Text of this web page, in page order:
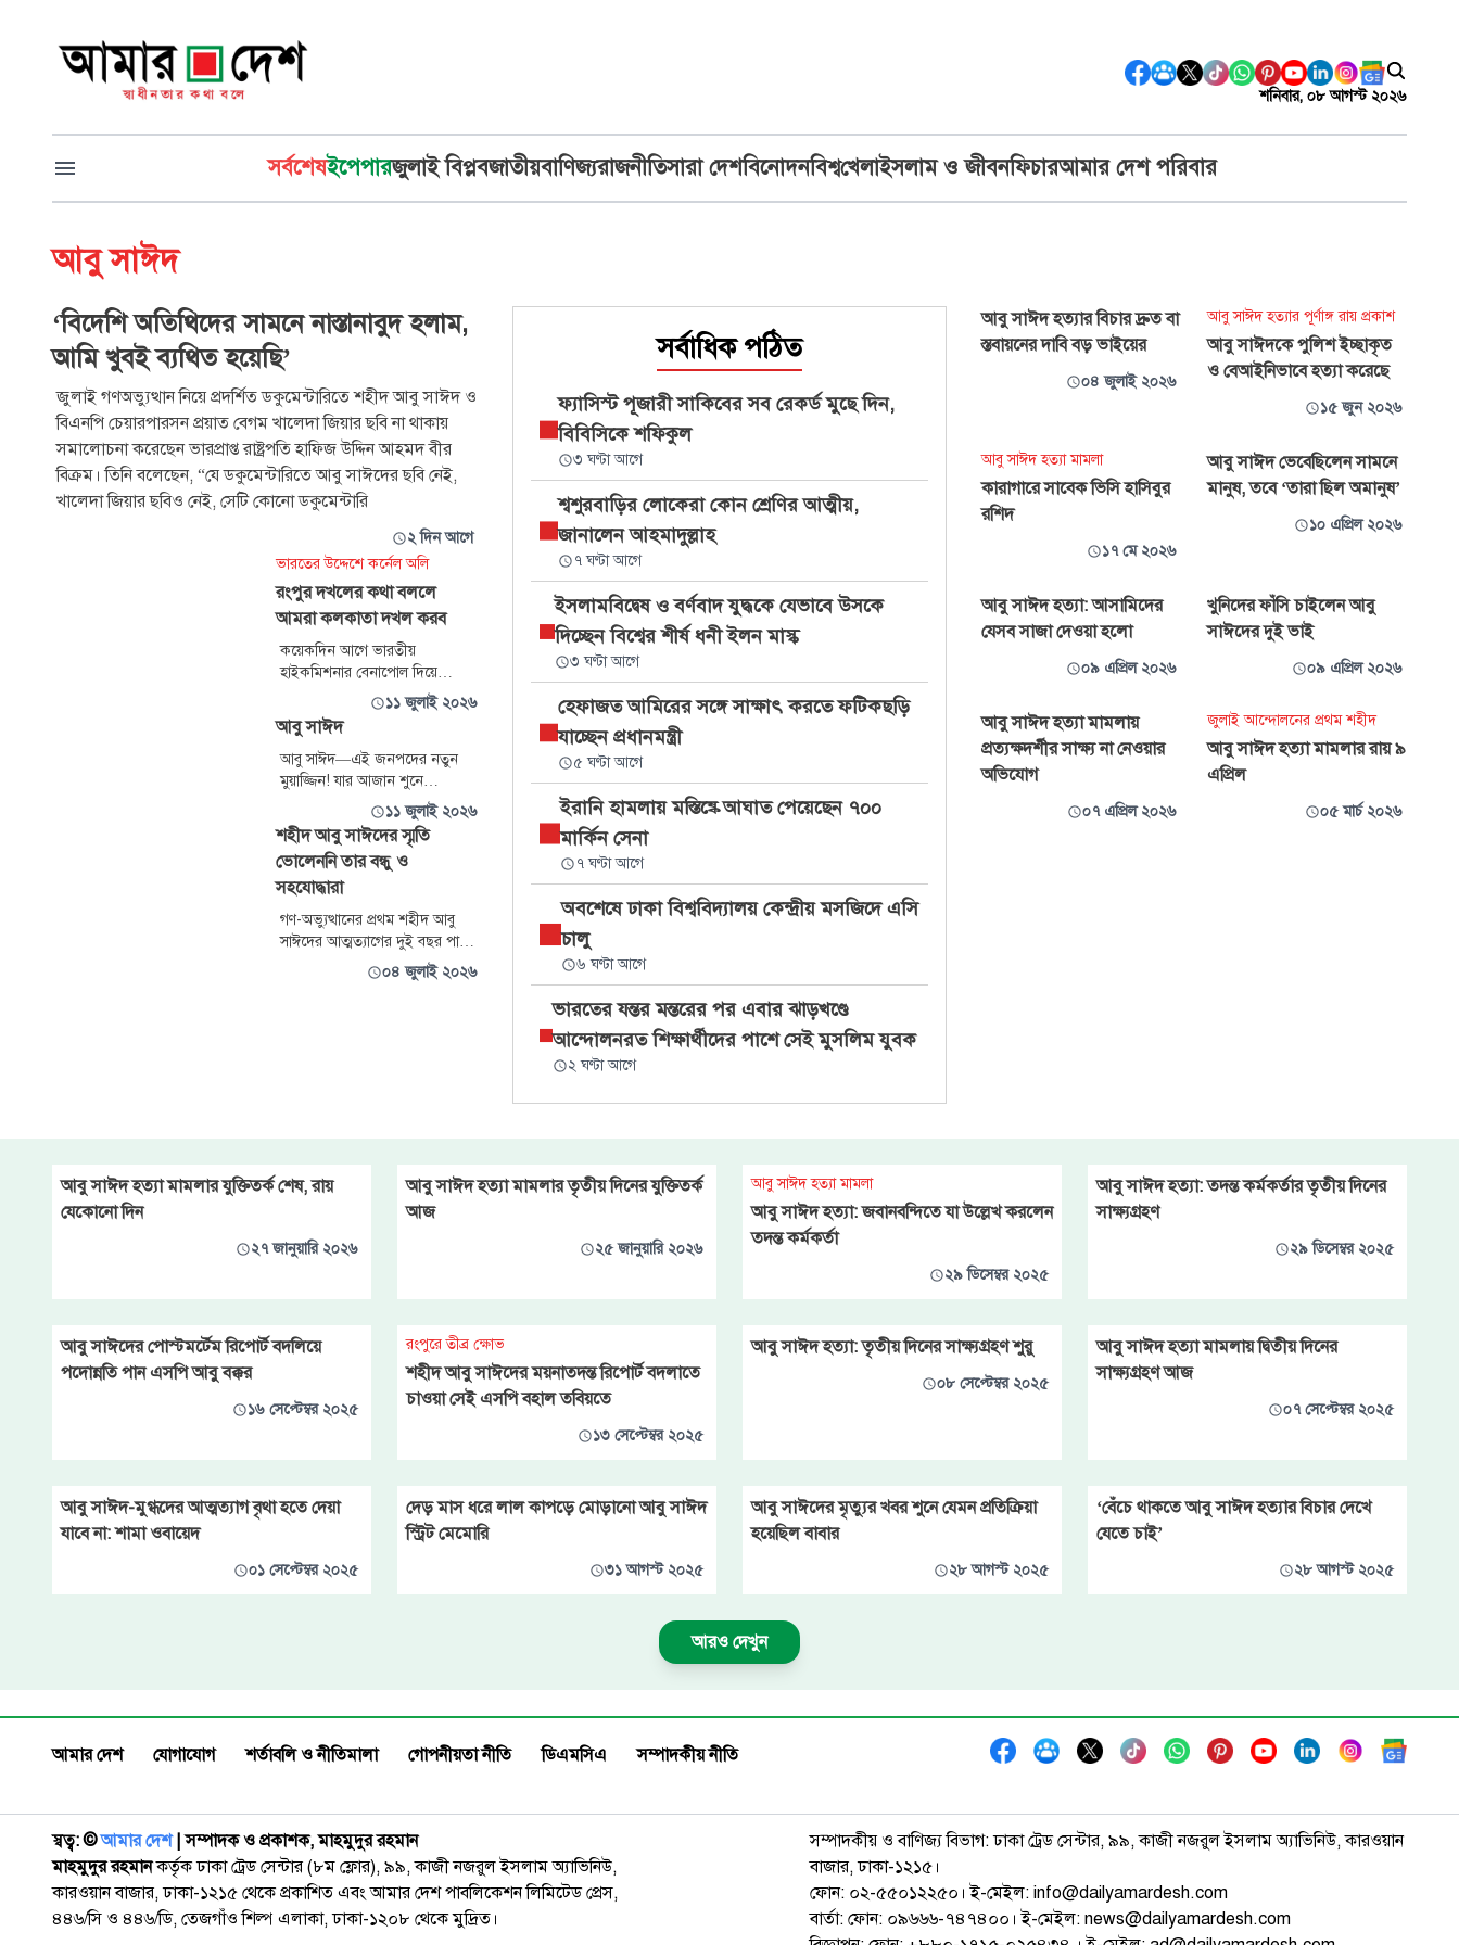
শনিবার, ০৮ আগস্ট ২০২৬
সর্বশেষইপেপারজুলাই বিপ্লবজাতীয়বাণিজ্যরাজনীতিসারা দেশবিনোদনবিশ্বখেলাইসলাম ও জীবনফিচারআমার দেশ পরিবার
আবু সাঈদ
‘বিদেশি অতিথিদের সামনে নাস্তানাবুদ হলাম,
আমি খুবই ব্যথিত হয়েছি’
জুলাই গণঅভ্যুত্থান নিয়ে প্রদর্শিত ডকুমেন্টারিতে শহীদ আবু সাঈদ ও
বিএনপি চেয়ারপারসন প্রয়াত বেগম খালেদা জিয়ার ছবি না থাকায়
সমালোচনা করেছেন ভারপ্রাপ্ত রাষ্ট্রপতি হাফিজ উদ্দিন আহমদ বীর
বিক্রম। তিনি বলেছেন, “যে ডকুমেন্টারিতে আবু সাঈদের ছবি নেই,
খালেদা জিয়ার ছবিও নেই, সেটি কোনো ডকুমেন্টারি
২ দিন আগে
ভারতের উদ্দেশে কর্নেল অলি
রংপুর দখলের কথা বললে
আমরা কলকাতা দখল করব
কয়েকদিন আগে ভারতীয়
হাইকমিশনার বেনাপোল দিয়ে
বাংলাদেশে এসেছেন। তিনি সুন্দর
কবিতা শোনালেন—একই আকাশ,
একই বাতাস। যদি আমাদের জন্য
এতই আপনার মায়া হয়, চারিদিকে
কাঁটাতার কেন দিলেন? আমাদের
জন্য যদি এতই প্রীতি হয়, কেন
প্রত্যেকদিন পুশইন করছেন? আমরা
কেন ফারাক্কায় পানি পাচ্ছি না?
১১ জুলাই ২০২৬
আবু সাঈদ
আবু সাঈদ—এই জনপদের নতুন
মুয়াজ্জিন! যার আজান শুনে
কাতারবন্দি হয়েছিল দেশ! জাতি
সোজা হয়ে দাঁড়িয়েছিল রুকু করবে
বলে! এরপর ছাপ্পান্ন হাজার
বর্গমাইলের জায়নামাজে মুক্তির
সিজদা!
১১ জুলাই ২০২৬
শহীদ আবু সাঈদের স্মৃতি
ভোলেননি তার বন্ধু ও
সহযোদ্ধারা
গণ-অভ্যুত্থানের প্রথম শহীদ আবু
সাঈদের আত্মত্যাগের দুই বছর পার
হলেও তাঁকে ভুলতে পারেননি তাঁর
বন্ধু, সহপাঠী, সহযোদ্ধা ও শিক্ষকরা।
০৪ জুলাই ২০২৬
সর্বাধিক পঠিত
ফ্যাসিস্ট পূজারী সাকিবের সব রেকর্ড মুছে দিন,
বিবিসিকে শফিকুল
৩ ঘণ্টা আগে
শ্বশুরবাড়ির লোকেরা কোন শ্রেণির আত্মীয়,
জানালেন আহমাদুল্লাহ
৭ ঘণ্টা আগে
ইসলামবিদ্বেষ ও বর্ণবাদ যুদ্ধকে যেভাবে উসকে
দিচ্ছেন বিশ্বের শীর্ষ ধনী ইলন মাস্ক
৩ ঘণ্টা আগে
হেফাজত আমিরের সঙ্গে সাক্ষাৎ করতে ফটিকছড়ি
যাচ্ছেন প্রধানমন্ত্রী
৫ ঘণ্টা আগে
ইরানি হামলায় মস্তিষ্কে আঘাত পেয়েছেন ৭০০
মার্কিন সেনা
৭ ঘণ্টা আগে
অবশেষে ঢাকা বিশ্ববিদ্যালয় কেন্দ্রীয় মসজিদে এসি
চালু
৬ ঘণ্টা আগে
ভারতের যন্তর মন্তরের পর এবার ঝাড়খণ্ডে
আন্দোলনরত শিক্ষার্থীদের পাশে সেই মুসলিম যুবক
২ ঘণ্টা আগে
আবু সাঈদ হত্যার বিচার দ্রুত বা
স্তবায়নের দাবি বড় ভাইয়ের
০৪ জুলাই ২০২৬
আবু সাঈদ হত্যার পূর্ণাঙ্গ রায় প্রকাশ
আবু সাঈদকে পুলিশ ইচ্ছাকৃত
ও বেআইনিভাবে হত্যা করেছে
১৫ জুন ২০২৬
আবু সাঈদ হত্যা মামলা
কারাগারে সাবেক ভিসি হাসিবুর
রশিদ
১৭ মে ২০২৬
আবু সাঈদ ভেবেছিলেন সামনে
মানুষ, তবে ‘তারা ছিল অমানুষ’
১০ এপ্রিল ২০২৬
আবু সাঈদ হত্যা: আসামিদের
যেসব সাজা দেওয়া হলো
০৯ এপ্রিল ২০২৬
খুনিদের ফাঁসি চাইলেন আবু
সাঈদের দুই ভাই
০৯ এপ্রিল ২০২৬
আবু সাঈদ হত্যা মামলায়
প্রত্যক্ষদর্শীর সাক্ষ্য না নেওয়ার
অভিযোগ
০৭ এপ্রিল ২০২৬
জুলাই আন্দোলনের প্রথম শহীদ
আবু সাঈদ হত্যা মামলার রায় ৯
এপ্রিল
০৫ মার্চ ২০২৬
আবু সাঈদ হত্যা মামলার যুক্তিতর্ক শেষ, রায়
যেকোনো দিন
২৭ জানুয়ারি ২০২৬
আবু সাঈদ হত্যা মামলার তৃতীয় দিনের যুক্তিতর্ক
আজ
২৫ জানুয়ারি ২০২৬
আবু সাঈদ হত্যা মামলা
আবু সাঈদ হত্যা: জবানবন্দিতে যা উল্লেখ করলেন
তদন্ত কর্মকর্তা
২৯ ডিসেম্বর ২০২৫
আবু সাঈদ হত্যা: তদন্ত কর্মকর্তার তৃতীয় দিনের
সাক্ষ্যগ্রহণ
২৯ ডিসেম্বর ২০২৫
আবু সাঈদের পোস্টমর্টেম রিপোর্ট বদলিয়ে
পদোন্নতি পান এসপি আবু বক্কর
১৬ সেপ্টেম্বর ২০২৫
রংপুরে তীব্র ক্ষোভ
শহীদ আবু সাঈদের ময়নাতদন্ত রিপোর্ট বদলাতে
চাওয়া সেই এসপি বহাল তবিয়তে
১৩ সেপ্টেম্বর ২০২৫
আবু সাঈদ হত্যা: তৃতীয় দিনের সাক্ষ্যগ্রহণ শুরু
০৮ সেপ্টেম্বর ২০২৫
আবু সাঈদ হত্যা মামলায় দ্বিতীয় দিনের
সাক্ষ্যগ্রহণ আজ
০৭ সেপ্টেম্বর ২০২৫
আবু সাঈদ-মুগ্ধদের আত্মত্যাগ বৃথা হতে দেয়া
যাবে না: শামা ওবায়েদ
০১ সেপ্টেম্বর ২০২৫
দেড় মাস ধরে লাল কাপড়ে মোড়ানো আবু সাঈদ
স্ট্রিট মেমোরি
৩১ আগস্ট ২০২৫
আবু সাঈদের মৃত্যুর খবর শুনে যেমন প্রতিক্রিয়া
হয়েছিল বাবার
২৮ আগস্ট ২০২৫
‘বেঁচে থাকতে আবু সাঈদ হত্যার বিচার দেখে
যেতে চাই’
২৮ আগস্ট ২০২৫
আরও দেখুন
আমার দেশ যোগাযোগ শর্তাবলি ও নীতিমালা গোপনীয়তা নীতি ডিএমসিএ সম্পাদকীয় নীতি
স্বত্ব: ©️আমার দেশ| সম্পাদক ও প্রকাশক, মাহমুদুর রহমান
মাহমুদুর রহমানকর্তৃক ঢাকা ট্রেড সেন্টার (৮ম ফ্লোর), ৯৯, কাজী নজরুল ইসলাম অ্যাভিনিউ,
কারওয়ান বাজার, ঢাকা-১২১৫ থেকে প্রকাশিত এবং আমার দেশ পাবলিকেশন লিমিটেড প্রেস,
৪৪৬/সি ও ৪৪৬/ডি, তেজগাঁও শিল্প এলাকা, ঢাকা-১২০৮ থেকে মুদ্রিত।
সম্পাদকীয় ও বাণিজ্য বিভাগ: ঢাকা ট্রেড সেন্টার, ৯৯, কাজী নজরুল ইসলাম অ্যাভিনিউ, কারওয়ান
বাজার, ঢাকা-১২১৫।
ফোন: ০২-৫৫০১২২৫০। ই-মেইল: info@dailyamardesh.com
বার্তা: ফোন: ০৯৬৬৬-৭৪৭৪০০। ই-মেইল: news@dailyamardesh.com